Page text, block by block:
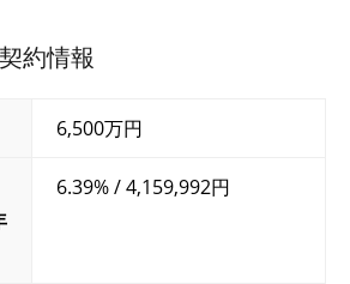
約情報
6,500万円
6.39% / 4,159,992円